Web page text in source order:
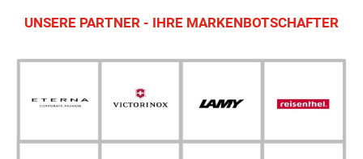
UNSERE PARTNER - IHRE MARKENBOTSCHAFTER